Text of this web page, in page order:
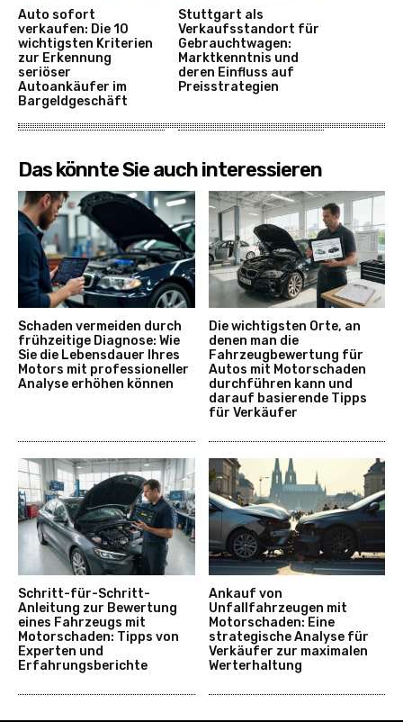
Auto sofort
verkaufen: Die 10
wichtigsten Kriterien
zur Erkennung
seriöser
Autoankäufer im
Bargeldgeschäft
Stuttgart als
Verkaufsstandort für
Gebrauchtwagen:
Marktkenntnis und
deren Einfluss auf
Preisstrategien
Das könnte Sie auch interessieren
Schaden vermeiden durch
frühzeitige Diagnose: Wie
Sie die Lebensdauer Ihres
Motors mit professioneller
Analyse erhöhen können
Die wichtigsten Orte, an
denen man die
Fahrzeugbewertung für
Autos mit Motorschaden
durchführen kann und
darauf basierende Tipps
für Verkäufer
Schritt-für-Schritt-
Anleitung zur Bewertung
eines Fahrzeugs mit
Motorschaden: Tipps von
Experten und
Erfahrungsberichte
Ankauf von
Unfallfahrzeugen mit
Motorschaden: Eine
strategische Analyse für
Verkäufer zur maximalen
Werterhaltung